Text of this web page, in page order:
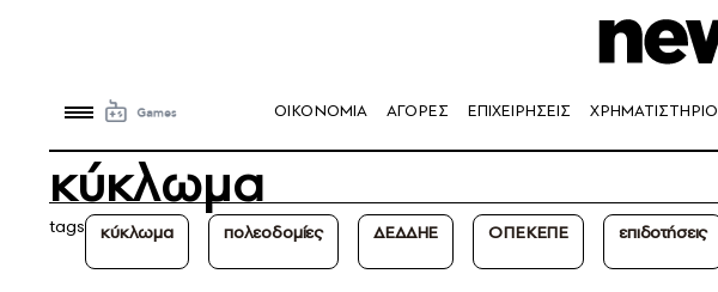
OIKONOMIA ΑΓΟΡΕΣ ΕΠΙΧΕΙΡΗΣΕΙΣ ΧΡΗΜΑΤΙΣΤΗΡΙΟ
κύκλωμα
tags κύκλωμα πολεοδομίες ΔΕΔΔΗΕ ΟΠΕΚΕΠΕ επιδοτήσεις